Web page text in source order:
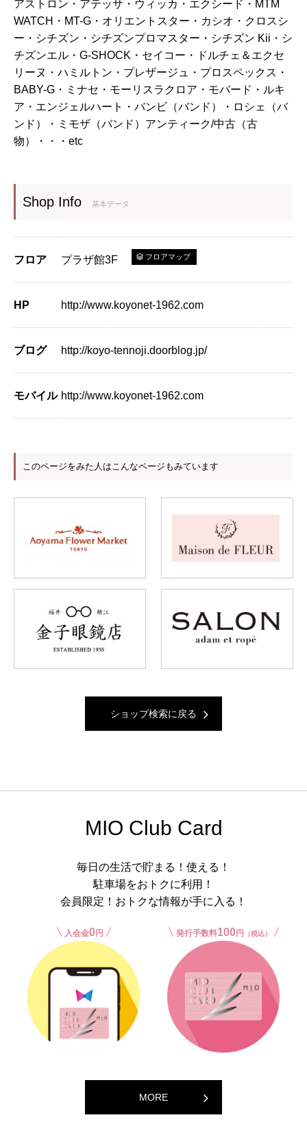
アストロン・アテッサ・ウィッカ・エクシード・MTM
WATCH・MT-G・オリエントスター・カシオ・クロスシ
ー・シチズン・シチズンプロマスター・シチズン Kii・シ
チズンエル・G-SHOCK・セイコー・ドルチェ＆エクセ
リーヌ・ハミルトン・プレザージュ・プロスペックス・
BABY-G・ミナセ・モーリスラクロア・モバード・ルキ
ア・エンジェルハート・バンビ（バンド）・ロシェ（バ
ンド）・ミモザ（バンド）アンティーク/中古（古
物）・・・etc
Shop Info 基本データ
フロア プラザ館3F フロアマップ
HP http://www.koyonet-1962.com
ブログ http://koyo-tennoji.doorblog.jp/
モバイル http://www.koyonet-1962.com
このページをみた人はこんなページもみています
ショップ検索に戻る
MIO Club Card
毎日の生活で貯まる！使える！
駐車場をおトクに利用！
会員限定！おトクな情報が手に入る！
入会金0円 発行手数料100円 （税込）
MORE